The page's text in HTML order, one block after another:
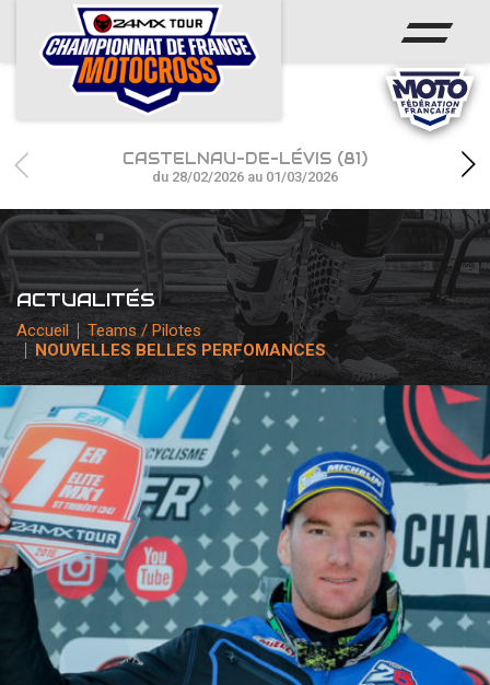
ACCUEIL
ACTUS
CALENDRIER
RÉSULTATS
PHOTOS / WEB TV
CHAMPIONNAT
PARTENAIRES
accéder à la billetterie
CASTELNAU-DE-LÉVIS (81)
du 28/02/2026 au 01/03/2026
ACTUALITÉS
Accueil
Teams / Pilotes
NOUVELLES BELLES PERFOMANCES